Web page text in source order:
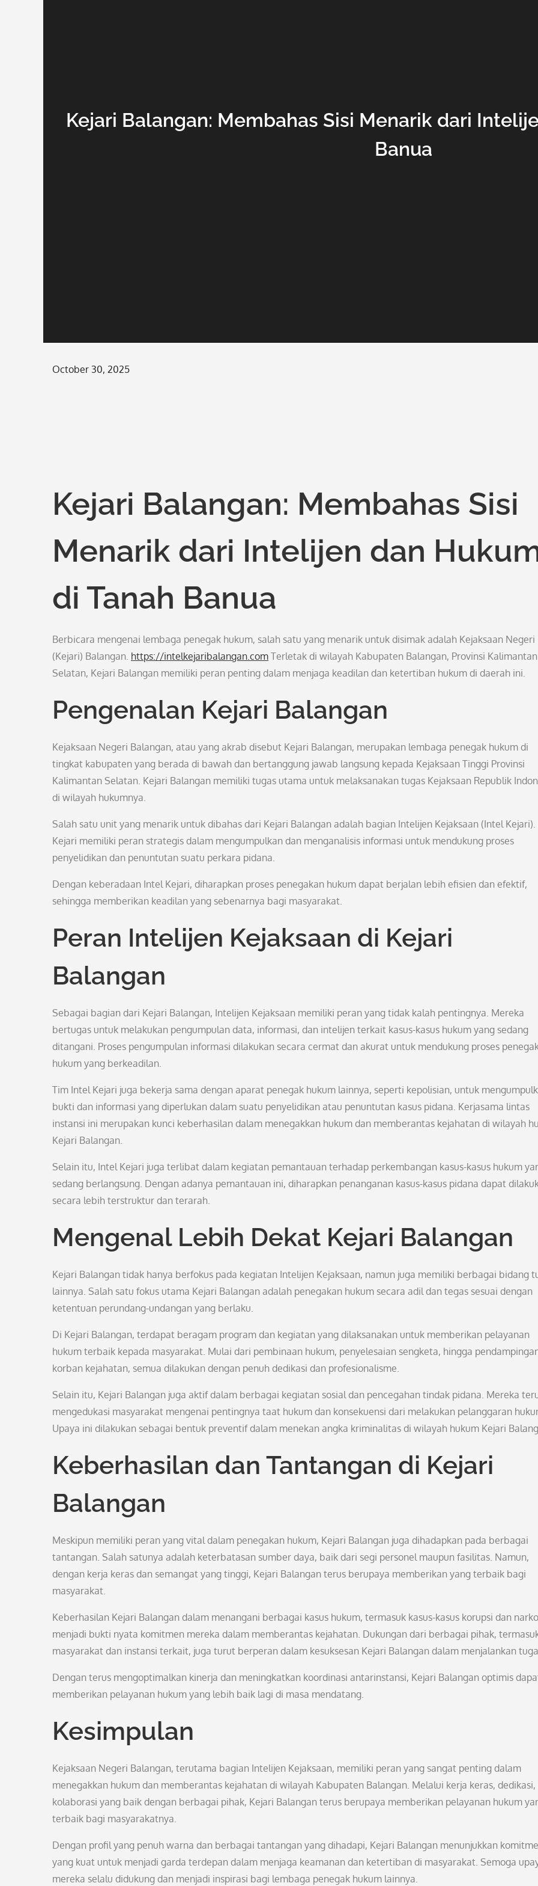
Kejari Balangan: Membahas Sisi Menarik dari
Banua
Posted
October 30, 2025
Kejari Balangan: Membahas Sisi
Menarik dari Intelijen dan
di Tanah Banua
Berbicara mengenai lembaga penegak hukum, salah satu yang menarik untuk disimak adalah Kejaksaan Negeri
(Kejari) Balangan. https://intelkejaribalangan.com Terletak di wilayah Kabupaten Balangan, Provinsi Kalimantan
Selatan, Kejari Balangan memiliki peran penting dalam menjaga keadilan dan ketertiban hukum di daerah ini.
Pengenalan Kejari Balangan
Kejaksaan Negeri Balangan, atau yang akrab disebut Kejari Balangan, merupakan lembaga penegak hukum di
tingkat kabupaten yang berada di bawah dan bertanggung jawab langsung kepada Kejaksaan Tinggi Provinsi
Kalimantan Selatan. Kejari Balangan memiliki tugas utama untuk melaksanakan tugas Kejaksaan Republik
di wilayah hukumnya.
Salah satu unit yang menarik untuk dibahas dari Kejari Balangan adalah bagian Intelijen Kejaksaan (Intel
Kejari memiliki peran strategis dalam mengumpulkan dan menganalisis informasi untuk mendukung proses
penyelidikan dan penuntutan suatu perkara pidana.
Dengan keberadaan Intel Kejari, diharapkan proses penegakan hukum dapat berjalan lebih efisien dan efektif,
sehingga memberikan keadilan yang sebenarnya bagi masyarakat.
Peran Intelijen Kejaksaan di Kejari
Balangan
Sebagai bagian dari Kejari Balangan, Intelijen Kejaksaan memiliki peran yang tidak kalah pentingnya. Mereka
bertugas untuk melakukan pengumpulan data, informasi, dan intelijen terkait kasus-kasus hukum yang sedang
ditangani. Proses pengumpulan informasi dilakukan secara cermat dan akurat untuk mendukung proses
hukum yang berkeadilan.
Tim Intel Kejari juga bekerja sama dengan aparat penegak hukum lainnya, seperti kepolisian, untuk
bukti dan informasi yang diperlukan dalam suatu penyelidikan atau penuntutan kasus pidana. Kerjasama lintas
instansi ini merupakan kunci keberhasilan dalam menegakkan hukum dan memberantas kejahatan di wilayah
Kejari Balangan.
Selain itu, Intel Kejari juga terlibat dalam kegiatan pemantauan terhadap perkembangan kasus-kasus hukum
sedang berlangsung. Dengan adanya pemantauan ini, diharapkan penanganan kasus-kasus pidana dapat
secara lebih terstruktur dan terarah.
Mengenal Lebih Dekat Kejari Balangan
Kejari Balangan tidak hanya berfokus pada kegiatan Intelijen Kejaksaan, namun juga memiliki berbagai bidang
lainnya. Salah satu fokus utama Kejari Balangan adalah penegakan hukum secara adil dan tegas sesuai dengan
ketentuan perundang-undangan yang berlaku.
Di Kejari Balangan, terdapat beragam program dan kegiatan yang dilaksanakan untuk memberikan pelayanan
hukum terbaik kepada masyarakat. Mulai dari pembinaan hukum, penyelesaian sengketa, hingga
korban kejahatan, semua dilakukan dengan penuh dedikasi dan profesionalisme.
Selain itu, Kejari Balangan juga aktif dalam berbagai kegiatan sosial dan pencegahan tindak pidana. Mereka
mengedukasi masyarakat mengenai pentingnya taat hukum dan konsekuensi dari melakukan pelanggaran
Upaya ini dilakukan sebagai bentuk preventif dalam menekan angka kriminalitas di wilayah hukum Kejari
Keberhasilan dan Tantangan di Kejari
Balangan
Meskipun memiliki peran yang vital dalam penegakan hukum, Kejari Balangan juga dihadapkan pada berbagai
tantangan. Salah satunya adalah keterbatasan sumber daya, baik dari segi personel maupun fasilitas. Namun,
dengan kerja keras dan semangat yang tinggi, Kejari Balangan terus berupaya memberikan yang terbaik bagi
masyarakat.
Keberhasilan Kejari Balangan dalam menangani berbagai kasus hukum, termasuk kasus-kasus korupsi dan
menjadi bukti nyata komitmen mereka dalam memberantas kejahatan. Dukungan dari berbagai pihak,
masyarakat dan instansi terkait, juga turut berperan dalam kesuksesan Kejari Balangan dalam menjalankan
Dengan terus mengoptimalkan kinerja dan meningkatkan koordinasi antarinstansi, Kejari Balangan optimis
memberikan pelayanan hukum yang lebih baik lagi di masa mendatang.
Kesimpulan
Kejaksaan Negeri Balangan, terutama bagian Intelijen Kejaksaan, memiliki peran yang sangat penting dalam
menegakkan hukum dan memberantas kejahatan di wilayah Kabupaten Balangan. Melalui kerja keras, dedikasi,
kolaborasi yang baik dengan berbagai pihak, Kejari Balangan terus berupaya memberikan pelayanan hukum
terbaik bagi masyarakatnya.
Dengan profil yang penuh warna dan berbagai tantangan yang dihadapi, Kejari Balangan menunjukkan
yang kuat untuk menjadi garda terdepan dalam menjaga keamanan dan ketertiban di masyarakat. Semoga
mereka selalu didukung dan menjadi inspirasi bagi lembaga penegak hukum lainnya.